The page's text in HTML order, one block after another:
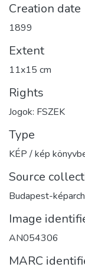
Creation date
1899
Extent
11x15 cm
Rights
Jogok: FSZEK
Type
KÉP / kép
Source
Budapest-
Image
AN054306
MARC